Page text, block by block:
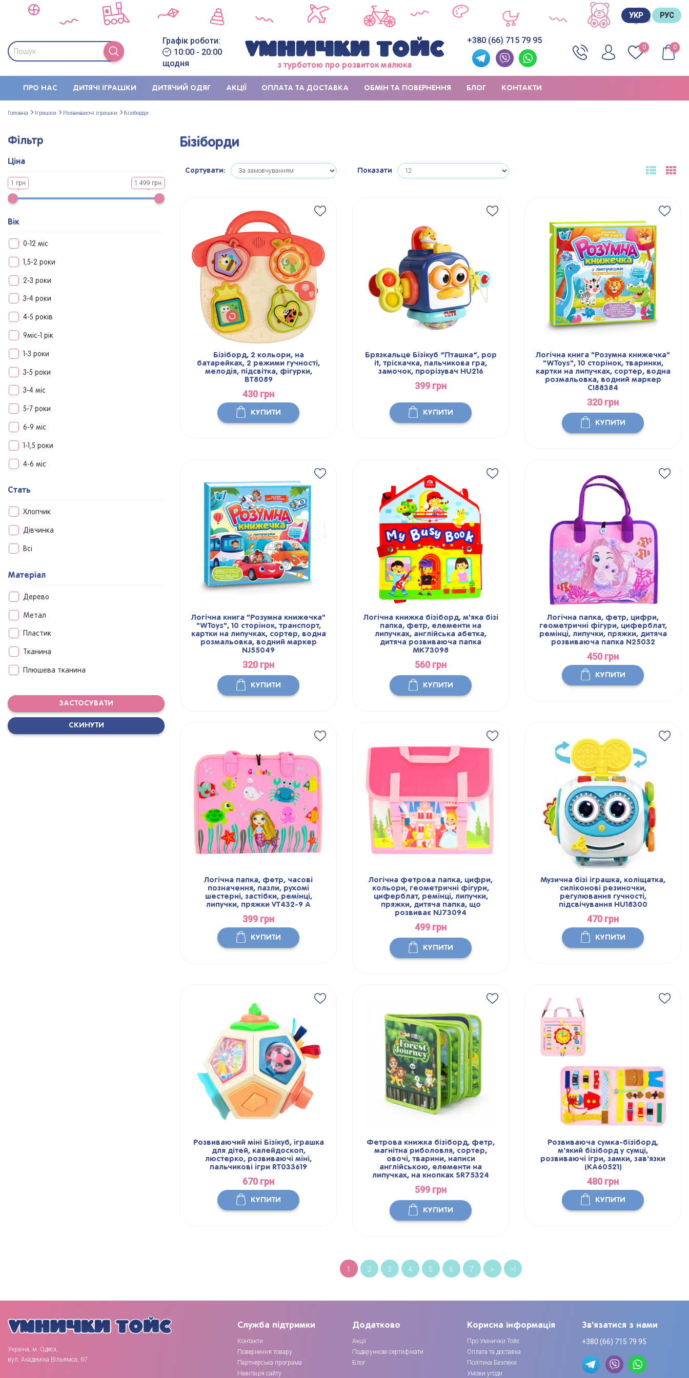
УКР РУС
Графік роботи:
10:00 - 20:00
щодня
з турботою про розвиток малюка
+380 (66) 715 79 95
0 0
ПРО НАС ДИТЯЧІ ІГРАШКИ ДИТЯЧИЙ ОДЯГ АКЦІЇ ОПЛАТА ТА ДОСТАВКА ОБМІН ТА ПОВЕРНЕННЯ БЛОГ КОНТАКТИ
Головна Іграшки Розвиваючi iграшки Бізіборди
Фільтр
Ціна
1 грн 1 499 грн
Вік
0-12 міс
1,5-2 роки
2-3 роки
3-4 роки
4-5 років
9міс-1 рік
1-3 роки
3-5 роки
3-4 міс
5-7 роки
6-9 міс
1-1,5 роки
4-6 міс
Стать
Хлопчик
Дівчинка
Всі
Матеріал
Дерево
Метал
Пластик
Тканина
Плюшева тканина
ЗАСТОСУВАТИ
СКИНУТИ
Бізіборди
Сортувати: Показати
Бізіборд, 2 кольори, на
батарейках, 2 режими гучності,
мелодія, підсвітка, фігурки,
BT8089
430 грн
КУПИТИ
Брязкальце Бізікуб “Пташка”, pop
it, тріскачка, пальчикова гра,
замочок, прорізувач HU216
399 грн
КУПИТИ
Логічна книга "Розумна книжечка"
"WToys", 10 сторінок, тваринки,
картки на липучках, сортер, водна
розмальовка, водний маркер
CI88384
320 грн
КУПИТИ
Логічна книга "Розумна книжечка"
"WToys", 10 сторінок, транспорт,
картки на липучках, сортер, водна
розмальовка, водний маркер
NJ55049
320 грн
КУПИТИ
Логічна книжка бізіборд, м'яка бізі
папка, фетр, елементи на
липучках, англійська абетка,
дитяча розвиваюча папка
MK73098
560 грн
КУПИТИ
Логічна папка, фетр, цифри,
геометричні фігури, циферблат,
ремінці, липучки, пряжки, дитяча
розвиваюча папка N25032
450 грн
КУПИТИ
Логічна папка, фетр, часові
позначення, пазли, рухомі
шестерні, застібки, ремінці,
липучки, пряжки VT432-9 A
399 грн
КУПИТИ
Логічна фетрова папка, цифри,
кольори, геометричні фігури,
циферблат, ремінці, липучки,
пряжки, дитяча папка, що
розвиває NJ73094
499 грн
КУПИТИ
Музична бізі іграшка, коліщатка,
силіконові резиночки,
регулювання гучності,
підсвічування HU18300
470 грн
КУПИТИ
Розвиваючий міні Бізікуб, іграшка
для дітей, калейдоскоп,
люстерко, розвиваючі міні,
пальчикові ігри RT033619
670 грн
КУПИТИ
Фетрова книжка бізіборд, фетр,
магнітна риболовля, сортер,
овочі, тварини, написи
англійською, елементи на
липучках, на кнопках SR75324
599 грн
КУПИТИ
Розвиваюча сумка-бізіборд,
м'який бізіборд у сумці,
розвиваючі ігри, замки, зав'язки
(KA60521)
480 грн
КУПИТИ
1 2 3 4 5 6 7 > >|
Україна, м. Одеса,
вул. Академіка Вільямса, 67
Служба підтримки
Контакти
Повернення товару
Партнерська програма
Навігація сайту
Додатково
Акції
Подарункові сертифікати
Блог
Корисна інформація
Про Умнички Тойс
Оплата та доставка
Політика Безпеки
Умови угоди
Зв'язатися з нами
+380 (66) 715 79 95